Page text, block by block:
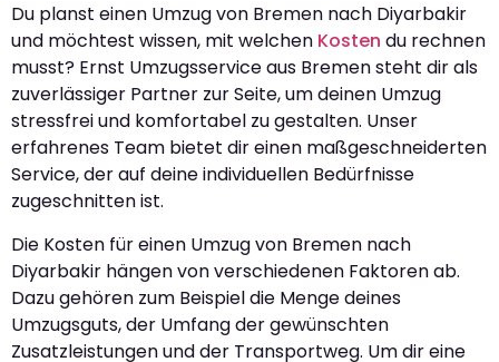
Du planst einen Umzug von Bremen nach Diyarbakir
und möchtest wissen, mit welchen Kosten du rechnen
musst? Ernst Umzugsservice aus Bremen steht dir als
zuverlässiger Partner zur Seite, um deinen Umzug
stressfrei und komfortabel zu gestalten. Unser
erfahrenes Team bietet dir einen maßgeschneiderten
Service, der auf deine individuellen Bedürfnisse
zugeschnitten ist.
Die Kosten für einen Umzug von Bremen nach
Diyarbakir hängen von verschiedenen Faktoren ab.
Dazu gehören zum Beispiel die Menge deines
Umzugsguts, der Umfang der gewünschten
Zusatzleistungen und der Transportweg. Um dir eine